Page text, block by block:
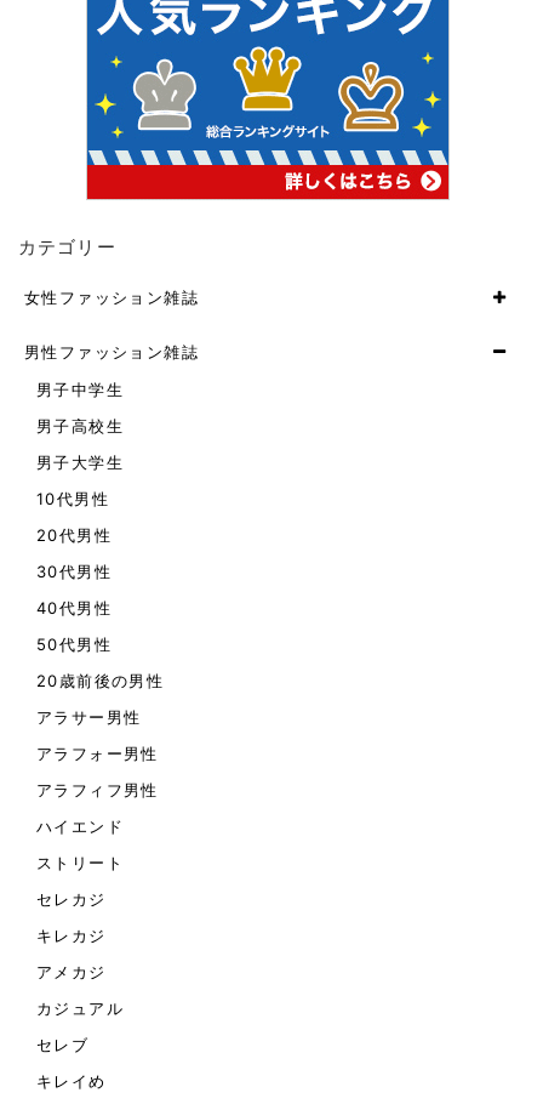
カテゴリー
女性ファッション雑誌
男性ファッション雑誌
男子中学生
男子高校生
男子大学生
10代男性
20代男性
30代男性
40代男性
50代男性
20歳前後の男性
アラサー男性
アラフォー男性
アラフィフ男性
ハイエンド
ストリート
セレカジ
キレカジ
アメカジ
カジュアル
セレブ
キレイめ